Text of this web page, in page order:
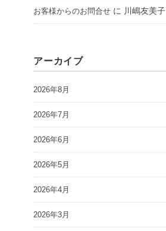
お客様からのお問合せ に 川嶋友美子
アーカイブ
2026年8月
2026年7月
2026年6月
2026年5月
2026年4月
2026年3月